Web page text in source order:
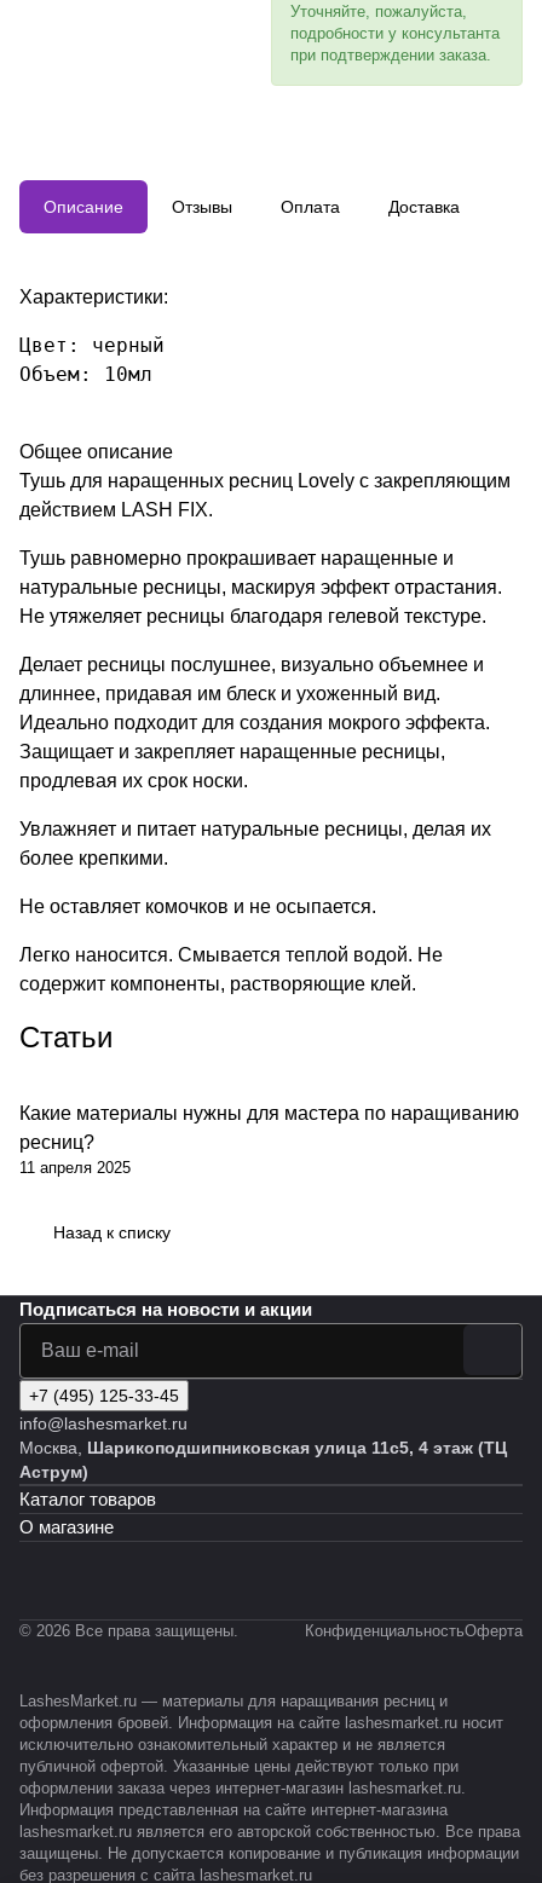
их срок носки.
Увлажняет и питает натуральные
Не оставляет комочков и не
Легко наносится. Смывается
Уточняйте, пожалуйста,
подробности у консультанта
при подтверждении заказа.
Описание Отзывы Оплата Доставка
Характеристики:
Цвет: черный
Общее описание
Тушь для наращенных ресниц Lovely c закрепляющим
действием LASH FIX.
Тушь равномерно прокрашивает наращенные и
натуральные ресницы, маскируя эффект отрастания.
Не утяжеляет ресницы благодаря гелевой текстуре.
Делает ресницы послушнее, визуально объемнее и
длиннее, придавая им блеск и ухоженный вид.
Идеально подходит для создания мокрого эффекта.
Защищает и закрепляет наращенные ресницы,
продлевая их срок носки.
Увлажняет и питает натуральные ресницы, делая их
более крепкими.
Не оставляет комочков и не осыпается.
Легко наносится. Смывается теплой водой. Не
содержит компоненты, растворяющие клей.
Статьи
Какие материалы нужны для мастера по наращиванию
ресниц?
11 апреля 2025
Назад к списку
Подписаться на новости и акции
+7 (495) 125-33-45
info@lashesmarket.ru
Москва, Шарикоподшипниковская улица 11с5, 4 этаж (ТЦ
Аструм)
Каталог товаров
О магазине
© 2026 Все права защищены. КонфиденциальностьОферта
LashesMarket.ru — материалы для наращивания ресниц и
оформления бровей. Информация на сайте lashesmarket.ru носит
исключительно ознакомительный характер и не является
публичной офертой. Указанные цены действуют только при
оформлении заказа через интернет-магазин lashesmarket.ru.
Информация представленная на сайте интернет-магазина
lashesmarket.ru является его авторской собственностью. Все права
защищены. Не допускается копирование и публикация информации
без разрешения с сайта lashesmarket.ru